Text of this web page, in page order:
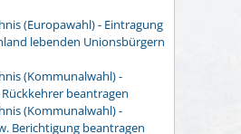
(Europawahl) - Eintragung
lebenden Unionsbürgern
(Kommunalwahl) -
beantragen
(Kommunalwahl) -
Berichtigung beantragen